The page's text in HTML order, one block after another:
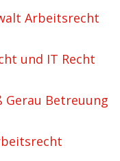
Arbeitsrecht
und IT Recht
Betreuung